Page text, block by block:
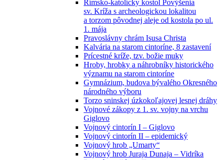
Rímsko-katolícky kostol Povýšenia
sv. Kríža s archeologickou lokalitou
a torzom pôvodnej aleje od kostola po ul.
1. mája
Pravoslávny chrám Isusa Christa
Kalvária na starom cintoríne, 8 zastavení
Prícestné kríže, tzv. božie muky
Hroby, hrobky a náhrobníky historického
významu na starom cintoríne
Gymnázium, budova bývalého Okresného
národného výboru
Torzo sninskej úzkokoľajovej lesnej dráhy
Vojnové zákopy z 1. sv. vojny na vrchu
Giglovo
Vojnový cintorín I – Giglovo
Vojnový cintorín II – epidemický
Vojnový hrob „Umarty“
Vojnový hrob Juraja Dunaja – Vidríka